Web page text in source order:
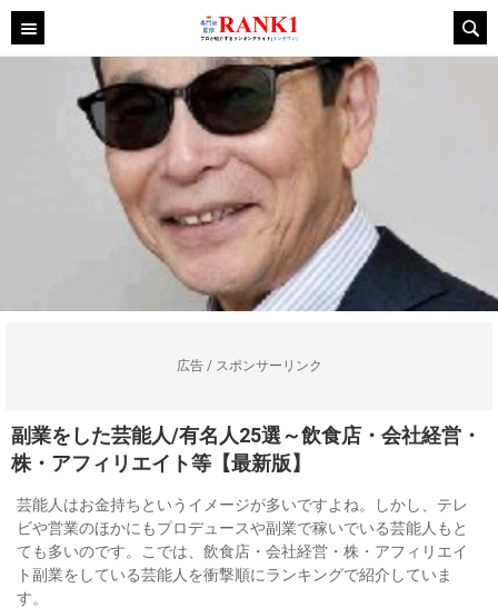
広告 / スポンサーリンク
副業をした芸能人/有名人25選～飲食店・会社経営・
株・アフィリエイト等【最新版】
芸能人はお金持ちというイメージが多いですよね。しかし、テレ
ビや営業のほかにもプロデュースや副業で稼いでいる芸能人もと
ても多いのです。こでは、飲食店・会社経営・株・アフィリエイ
ト副業をしている芸能人を衝撃順にランキングで紹介していま
す。